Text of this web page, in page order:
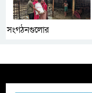
সংগঠনগুলোর